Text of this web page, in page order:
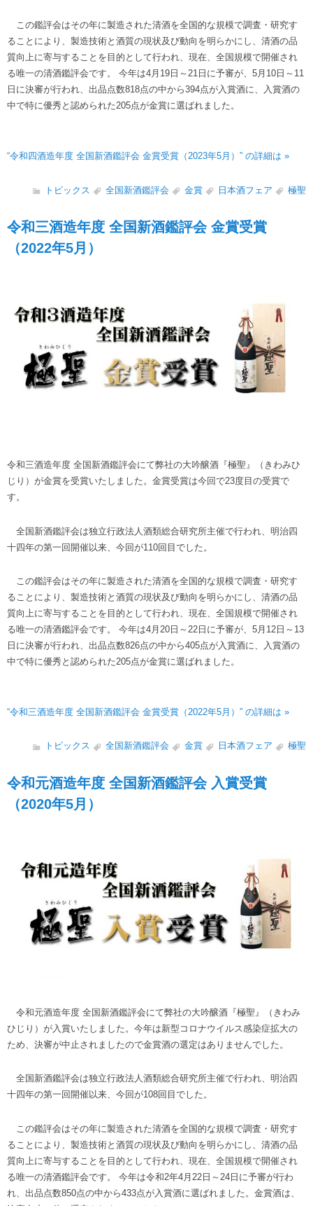
この鑑評会はその年に製造された清酒を全国的な規模で調査・研究す
ることにより、製造技術と酒質の現状及び動向を明らかにし、清酒の品
質向上に寄与することを目的として行われ、現在、全国規模で開催され
る唯一の清酒鑑評会です。 今年は4月19日～21日に予審が、5月10日～11
日に決審が行われ、出品点数818点の中から394点が入賞酒に、入賞酒の
中で特に優秀と認められた205点が金賞に選ばれました。
“令和四酒造年度 全国新酒鑑評会 金賞受賞（2023年5月）” の詳細は »
トピックス 全国新酒鑑評会 金賞 日本酒フェア 極聖
令和三酒造年度 全国新酒鑑評会 金賞受賞
（2022年5月）
令和三酒造年度 全国新酒鑑評会にて弊社の大吟醸酒『極聖』（きわみひ
じり）が金賞を受賞いたしました。金賞受賞は今回で23度目の受賞で
す。
全国新酒鑑評会は独立行政法人酒類総合研究所主催で行われ、明治四
十四年の第一回開催以来、今回が110回目でした。
この鑑評会はその年に製造された清酒を全国的な規模で調査・研究す
ることにより、製造技術と酒質の現状及び動向を明らかにし、清酒の品
質向上に寄与することを目的として行われ、現在、全国規模で開催され
る唯一の清酒鑑評会です。 今年は4月20日～22日に予審が、5月12日～13
日に決審が行われ、出品点数826点の中から405点が入賞酒に、入賞酒の
中で特に優秀と認められた205点が金賞に選ばれました。
“令和三酒造年度 全国新酒鑑評会 金賞受賞（2022年5月）” の詳細は »
トピックス 全国新酒鑑評会 金賞 日本酒フェア 極聖
令和元酒造年度 全国新酒鑑評会 入賞受賞
（2020年5月）
令和元酒造年度 全国新酒鑑評会にて弊社の大吟醸酒『極聖』（きわみ
ひじり）が入賞いたしました。今年は新型コロナウイルス感染症拡大の
ため、決審が中止されましたので金賞酒の選定はありませんでした。
全国新酒鑑評会は独立行政法人酒類総合研究所主催で行われ、明治四
十四年の第一回開催以来、今回が108回目でした。
この鑑評会はその年に製造された清酒を全国的な規模で調査・研究す
ることにより、製造技術と酒質の現状及び動向を明らかにし、清酒の品
質向上に寄与することを目的として行われ、現在、全国規模で開催され
る唯一の清酒鑑評会です。 今年は令和2年4月22日～24日に予審が行わ
れ、出品点数850点の中から433点が入賞酒に選ばれました。金賞酒は、